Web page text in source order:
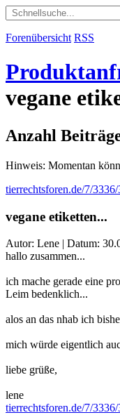
Forenübersicht RSS
vegane
Anzahl
Hinweis: Momentan
tierrechtsforen.de/7/
vegane etiketten...
Autor: Lene | Datum:
hallo zusammen...
ich mache gerade eine
Leim bedenklich...
alos an das nhab ich
mich würde eigentlich
liebe grüße,
lene
tierrechtsforen.de/7/